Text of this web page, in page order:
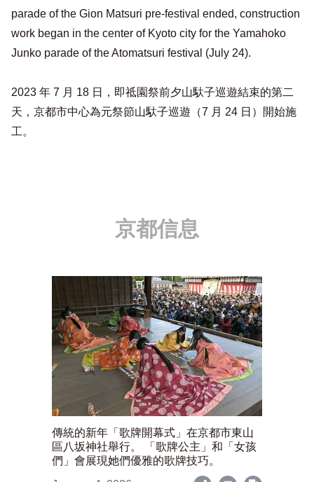
parade of the Gion Matsuri pre-festival ended, construction
work began in the center of Kyoto city for the Yamahoko
Junko parade of the Atomatsuri festival (July 24).
2023 年 7 月 18 日，即祗園祭前夕山馱子巡遊結束的第二
天，京都市中心為元祭節山馱子巡遊（7 月 24 日）開始施
工。
京都信息
傳統的新年「歌牌開幕式」在京都市東山
區八坂神社舉行。 「歌牌公主」和「女孩
們」會展現她們優雅的歌牌技巧。